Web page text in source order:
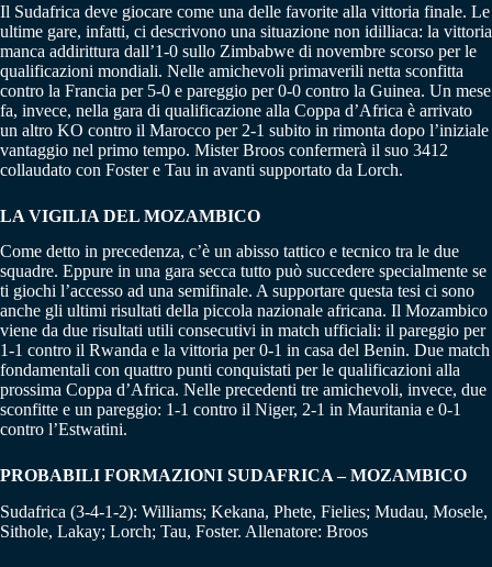
Il Sudafrica deve giocare come una delle favorite alla vittoria finale. Le
ultime gare, infatti, ci descrivono una situazione non idilliaca: la vittoria
manca addirittura dall’1-0 sullo Zimbabwe di novembre scorso per le
qualificazioni mondiali. Nelle amichevoli primaverili netta sconfitta
contro la Francia per 5-0 e pareggio per 0-0 contro la Guinea. Un mese
fa, invece, nella gara di qualificazione alla Coppa d’Africa è arrivato
un altro KO contro il Marocco per 2-1 subito in rimonta dopo l’iniziale
vantaggio nel primo tempo. Mister Broos confermerà il suo 3412
collaudato con Foster e Tau in avanti supportato da Lorch.
LA VIGILIA DEL MOZAMBICO
Come detto in precedenza, c’è un abisso tattico e tecnico tra le due
squadre. Eppure in una gara secca tutto può succedere specialmente se
ti giochi l’accesso ad una semifinale. A supportare questa tesi ci sono
anche gli ultimi risultati della piccola nazionale africana. Il Mozambico
viene da due risultati utili consecutivi in match ufficiali: il pareggio per
1-1 contro il Rwanda e la vittoria per 0-1 in casa del Benin. Due match
fondamentali con quattro punti conquistati per le qualificazioni alla
prossima Coppa d’Africa. Nelle precedenti tre amichevoli, invece, due
sconfitte e un pareggio: 1-1 contro il Niger, 2-1 in Mauritania e 0-1
contro l’Estwatini.
PROBABILI FORMAZIONI SUDAFRICA – MOZAMBICO
Sudafrica (3-4-1-2): Williams; Kekana, Phete, Fielies; Mudau, Mosele,
Sithole, Lakay; Lorch; Tau, Foster. Allenatore: Broos